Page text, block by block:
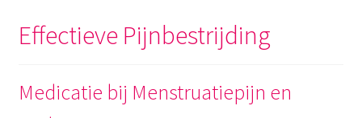
Verzorgingsproducten
Effectieve Pijnbestrijding
Medicatie bij Menstruatiepijn en